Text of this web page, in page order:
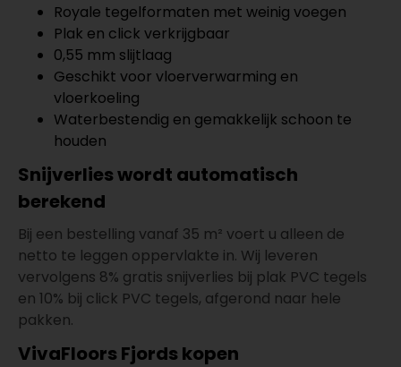
Royale tegelformaten met weinig voegen
Plak en click verkrijgbaar
0,55 mm slijtlaag
Geschikt voor vloerverwarming en
vloerkoeling
Waterbestendig en gemakkelijk schoon te
houden
Snijverlies wordt automatisch
berekend
Bij een bestelling vanaf 35 m² voert u alleen de
netto te leggen oppervlakte in. Wij leveren
vervolgens 8% gratis snijverlies bij plak PVC tegels
en 10% bij click PVC tegels, afgerond naar hele
pakken.
VivaFloors Fjords kopen